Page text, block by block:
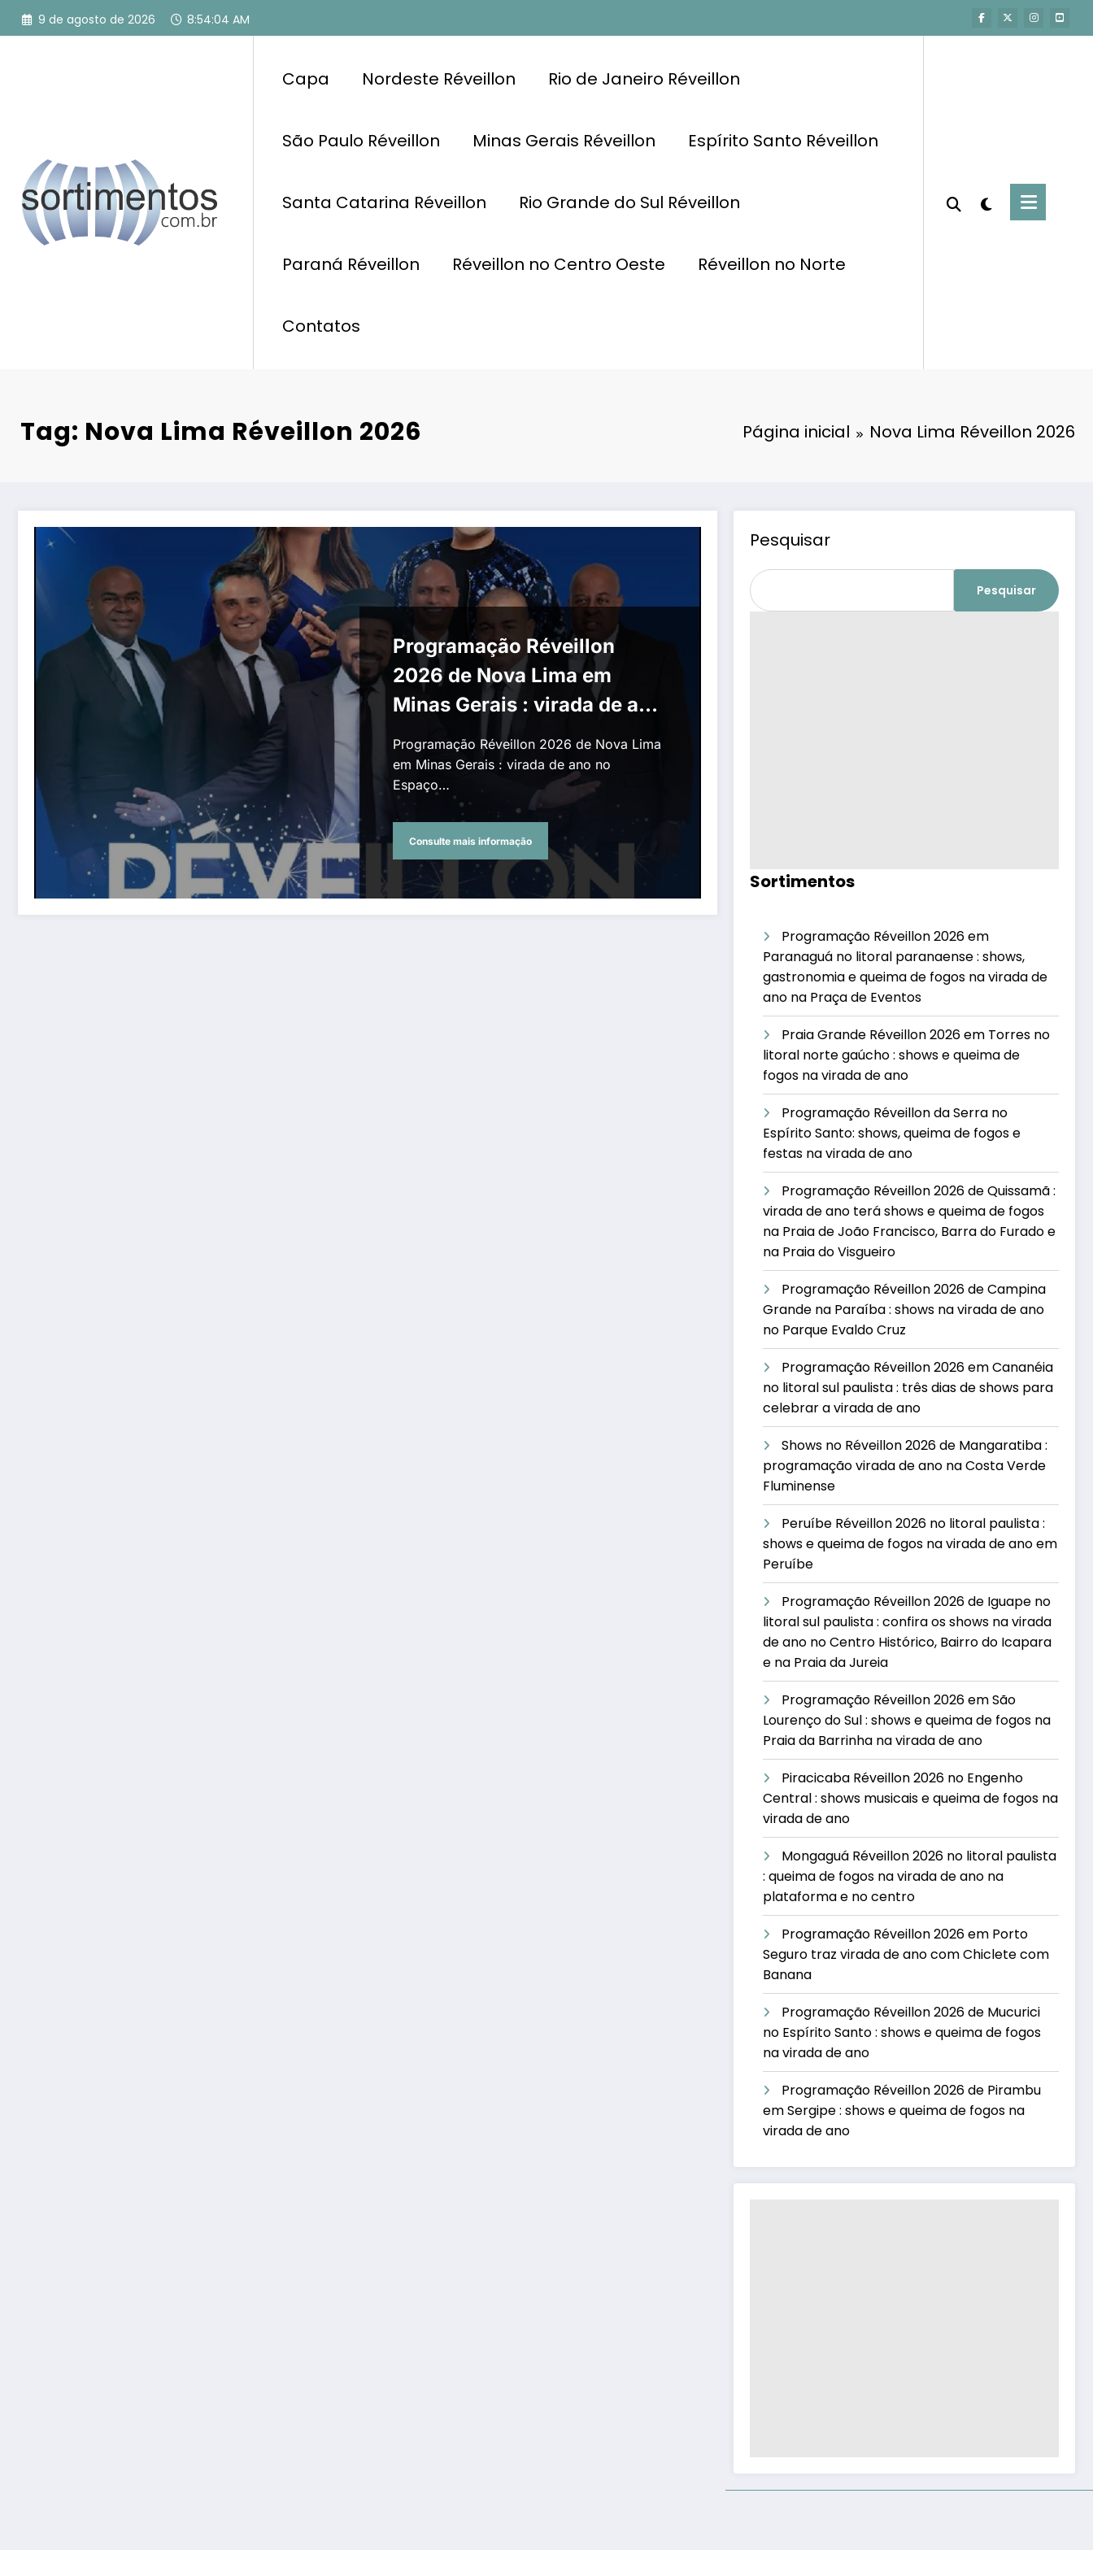
Pular
para
9 de agosto de 2026 8:54:05 AM
Capa Nordeste Réveillon Rio de Janeiro Réveillon
São Paulo Réveillon Minas Gerais Réveillon Espírito Santo Réveillon
Santa Catarina Réveillon Rio Grande do Sul Réveillon
Paraná Réveillon Réveillon no Centro Oeste Réveillon no Norte
Contatos
Tag: Nova Lima Réveillon 2026 Página inicial Nova Lima Réveillon 2026
Programação Réveillon
2026 de Nova Lima em
Minas Gerais : virada de ano
no Espaço Cultural Piero
Garzon Henrique, Jardim
Canadá e Macacos
Programação Réveillon 2026 de Nova Lima
em Minas Gerais : virada de ano no
Espaço…
Consulte mais informação
Pesquisar
Pesquisar
Sortimentos
Programação Réveillon 2026 em
Paranaguá no litoral paranaense : shows,
gastronomia e queima de fogos na virada de
ano na Praça de Eventos
Praia Grande Réveillon 2026 em Torres no
litoral norte gaúcho : shows e queima de
fogos na virada de ano
Programação Réveillon da Serra no
Espírito Santo: shows, queima de fogos e
festas na virada de ano
Programação Réveillon 2026 de Quissamã :
virada de ano terá shows e queima de fogos
na Praia de João Francisco, Barra do Furado e
na Praia do Visgueiro
Programação Réveillon 2026 de Campina
Grande na Paraíba : shows na virada de ano
no Parque Evaldo Cruz
Programação Réveillon 2026 em Cananéia
no litoral sul paulista : três dias de shows para
celebrar a virada de ano
Shows no Réveillon 2026 de Mangaratiba :
programação virada de ano na Costa Verde
Fluminense
Peruíbe Réveillon 2026 no litoral paulista :
shows e queima de fogos na virada de ano em
Peruíbe
Programação Réveillon 2026 de Iguape no
litoral sul paulista : confira os shows na virada
de ano no Centro Histórico, Bairro do Icapara
e na Praia da Jureia
Programação Réveillon 2026 em São
Lourenço do Sul : shows e queima de fogos na
Praia da Barrinha na virada de ano
Piracicaba Réveillon 2026 no Engenho
Central : shows musicais e queima de fogos na
virada de ano
Mongaguá Réveillon 2026 no litoral paulista
: queima de fogos na virada de ano na
plataforma e no centro
Programação Réveillon 2026 em Porto
Seguro traz virada de ano com Chiclete com
Banana
Programação Réveillon 2026 de Mucurici
no Espírito Santo : shows e queima de fogos
na virada de ano
Programação Réveillon 2026 de Pirambu
em Sergipe : shows e queima de fogos na
virada de ano